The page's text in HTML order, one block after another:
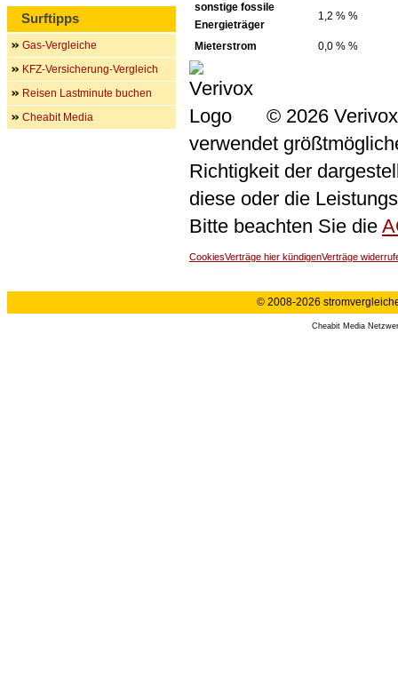
sonstige fossile
Energieträger
1,2 % %
Mieterstrom 0,0 % %
© 2026
verwendet
Richtigkeit der
diese oder die
Bitte beachten Sie die
CookiesVerträge hier kündigenVerträge
Surftipps
Gas-Vergleiche
KFZ-Versicherung-Vergleich
Reisen Lastminute buchen
Cheabit Media
© 2008-2026
Cheabit Media